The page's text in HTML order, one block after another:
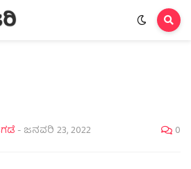
- ಜನವರಿ 23, 2022 0